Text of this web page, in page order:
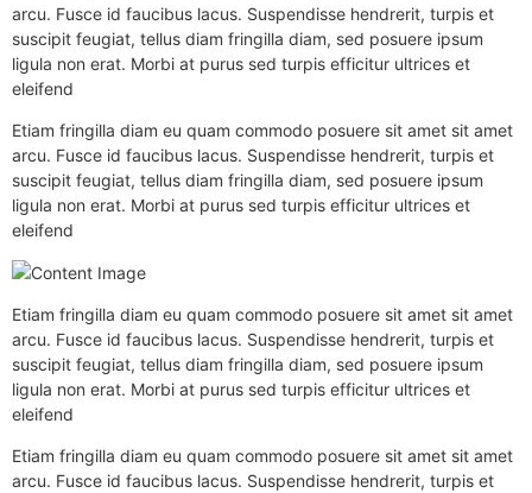
arcu. Fusce id faucibus lacus. Suspendisse hendrerit, turpis et
suscipit feugiat, tellus diam fringilla diam, sed posuere ipsum
ligula non erat. Morbi at purus sed turpis efficitur ultrices et
eleifend
Etiam fringilla diam eu quam commodo posuere sit amet sit amet
arcu. Fusce id faucibus lacus. Suspendisse hendrerit, turpis et
suscipit feugiat, tellus diam fringilla diam, sed posuere ipsum
ligula non erat. Morbi at purus sed turpis efficitur ultrices et
eleifend
Etiam fringilla diam eu quam commodo posuere sit amet sit amet
arcu. Fusce id faucibus lacus. Suspendisse hendrerit, turpis et
suscipit feugiat, tellus diam fringilla diam, sed posuere ipsum
ligula non erat. Morbi at purus sed turpis efficitur ultrices et
eleifend
Etiam fringilla diam eu quam commodo posuere sit amet sit amet
arcu. Fusce id faucibus lacus. Suspendisse hendrerit, turpis et